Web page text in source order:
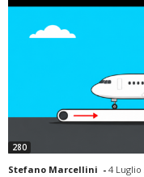
280
Stefano Marcellini - 4 Luglio